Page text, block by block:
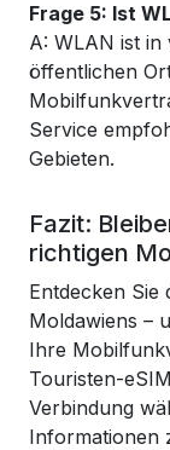
Frage 5: Ist
A: WLAN ist in
öffentlichen
Service
Gebieten.
Fazit:
richtigen
Entdecken Sie
Moldawiens –
Ihre
Touristen-
Verbindung
Informationen